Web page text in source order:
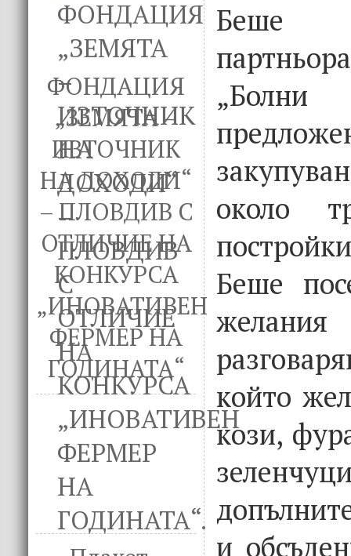
ФОНДАЦИЯ
„ЗЕМЯТА –
ИЗТОЧНИК
НА ДОХОДИ“
– ПЛОВДИВ С
ОТЛИЧИЕ НА
КОНКУРСА
„ИНОВАТИВЕН
ФЕРМЕР НА
ГОДИНАТА“
Беше
около
Беше
който
кози,
и